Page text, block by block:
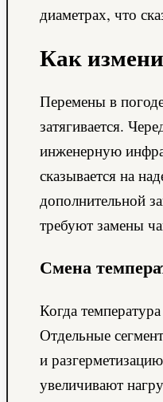
диаметрах, что
Как
Перемены в
затягивается.
инженерную
сказывается на
дополнительной
требуют замены
Смена
Когда
Отдельные
и
увеличивают